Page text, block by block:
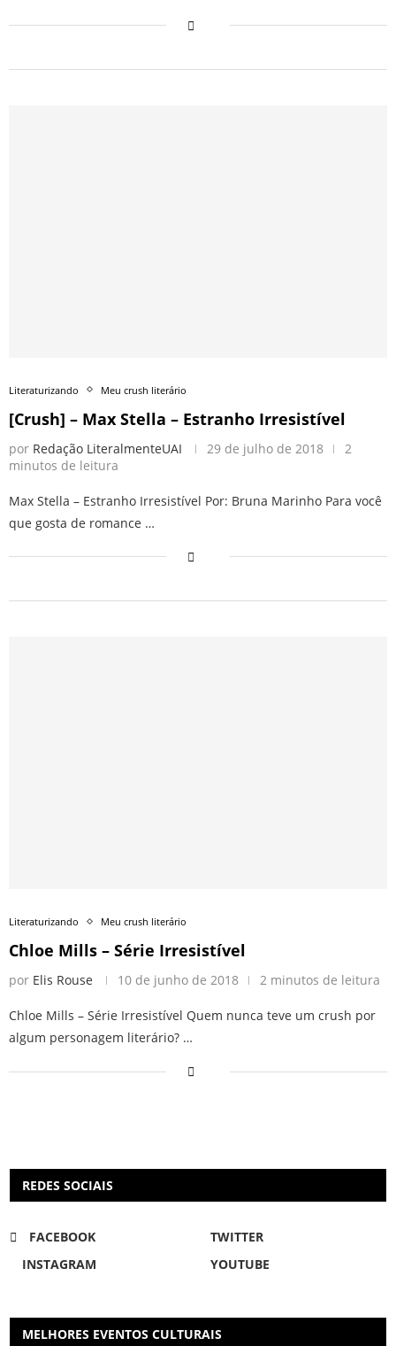
Literaturizando Meu crush literário
[Crush] – Max Stella – Estranho Irresistível
por Redação LiteralmenteUAI 29 de julho de 2018
2
minutos de leitura
Max Stella – Estranho Irresistível Por: Bruna Marinho Para você
que gosta de romance …
Literaturizando Meu crush literário
Chloe Mills – Série Irresistível
por Elis Rouse 10 de junho de 2018 2 minutos de leitura
Chloe Mills – Série Irresistível Quem nunca teve um crush por
algum personagem literário? …
REDES SOCIAIS
FACEBOOK
TWITTER
INSTAGRAM
YOUTUBE
MELHORES EVENTOS CULTURAIS